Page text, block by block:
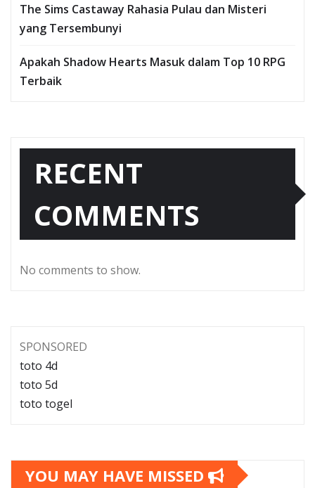
The Sims Castaway Rahasia Pulau dan Misteri
yang Tersembunyi
Apakah Shadow Hearts Masuk dalam Top 10 RPG
Terbaik
RECENT
COMMENTS
No comments to show.
SPONSORED
toto 4d
toto 5d
toto togel
YOU MAY HAVE MISSED